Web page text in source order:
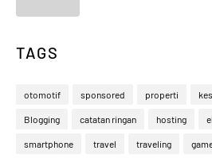
TAGS
otomotif sponsored properti
Blogging catatan ringan hosting
smartphone travel traveling